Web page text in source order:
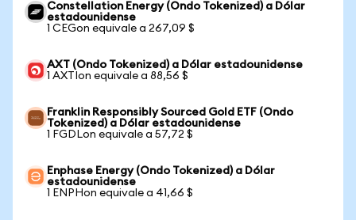
Constellation Energy (Ondo Tokenized) a Dólar
estadounidense
1 CEGon equivale a 267,09 $
AXT (Ondo Tokenized) a Dólar estadounidense
1 AXTIon equivale a 88,56 $
Franklin Responsibly Sourced Gold ETF (Ondo
Tokenized) a Dólar estadounidense
1 FGDLon equivale a 57,72 $
Enphase Energy (Ondo Tokenized) a Dólar
estadounidense
1 ENPHon equivale a 41,66 $